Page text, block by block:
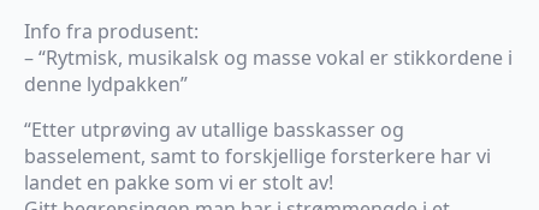
Info fra produsent:
– “Rytmisk, musikalsk og masse vokal er stikkordene i
denne lydpakken”
“Etter utprøving av utallige basskasser og
basselement, samt to forskjellige forsterkere har vi
landet en pakke som vi er stolt av!